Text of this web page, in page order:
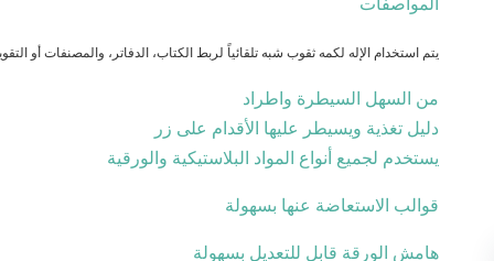
يتم استخدام الإله لكمه ثقوب شبه تلقائياً لربط الكتاب، الدفاتر، والمصنفات أو
من السهل السيطرة واطراد
دليل تغذية ويسيطر عليها الأقدام على زر
يستخدم لجميع أنواع المواد البلاستيكية والورقية
قوالب الاستعاضة عنها بسهولة
هامش الورقة قابل للتعديل بسهولة